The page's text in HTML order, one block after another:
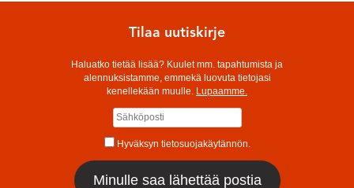
Tilaa uutiskirje
Haluatko tietää lisää? Kuulet mm. tapahtumista ja
alennuksistamme, emmekä luovuta tietojasi
kenellekään muulle. Lupaamme.
Hyväksyn tietosuojakäytännön.